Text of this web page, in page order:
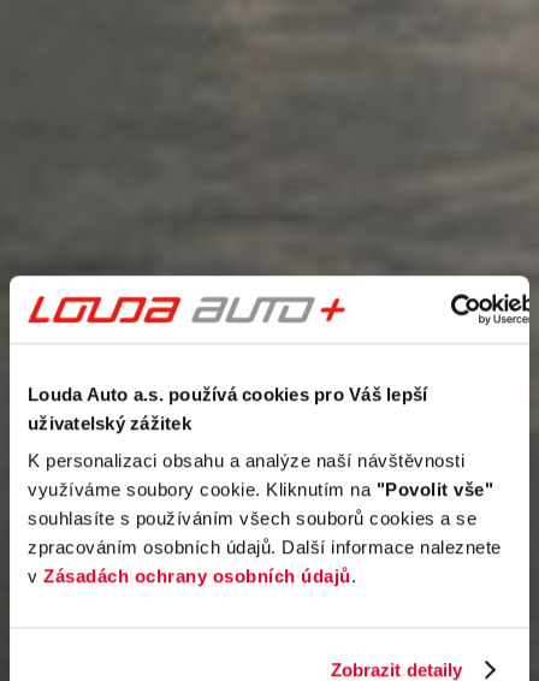
Louda Auto a.s. používá cookies pro Váš lepší
uživatelský zážitek
K personalizaci obsahu a analýze naší návštěvnosti
využíváme soubory cookie. Kliknutím na "Povolit vše"
souhlasíte s používáním všech souborů cookies a se
zpracováním osobních údajů. Další informace naleznete
v Zásadách ochrany osobních údajů.
Zobrazit detaily